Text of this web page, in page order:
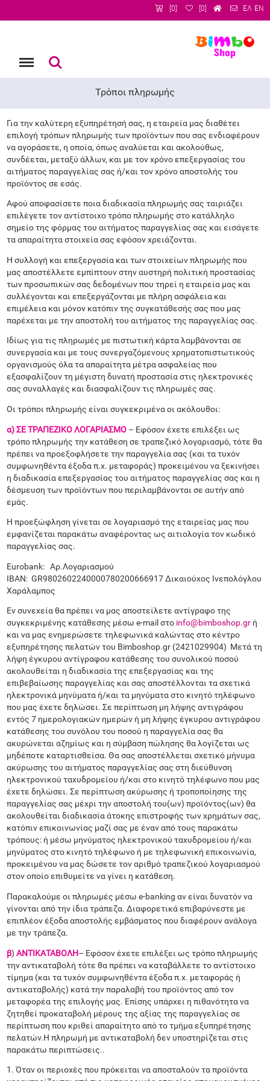
ΕΛ EN
Αναζήτηση
[0] [0]
Τρόποι πληρωμής
Για την καλύτερη εξυπηρέτησή σας, η εταιρεία μας διαθέτει
επιλογή τρόπων πληρωμής των προϊόντων που σας ενδιαφέρουν
να αγοράσετε, η οποία, όπως αναλύεται και ακολούθως,
συνδέεται, μεταξύ άλλων, και με τον χρόνο επεξεργασίας του
αιτήματος παραγγελίας σας ή/και τον χρόνο αποστολής του
προϊόντος σε εσάς.
Αφού αποφασίσετε ποια διαδικασία πληρωμής σας ταιριάζει
επιλέγετε τον αντίστοιχο τρόπο πληρωμής στο κατάλληλο
σημείο της φόρμας του αιτήματος παραγγελίας σας και εισάγετε
τα απαραίτητα στοιχεία σας εφόσον χρειάζονται.
Η συλλογή και επεξεργασία και των στοιχείων πληρωμής που
μας αποστέλλετε εμπίπτουν στην αυστηρή πολιτική προστασίας
των προσωπικών σας δεδομένων που τηρεί η εταιρεία μας και
συλλέγονται και επεξεργάζονται με πλήρη ασφάλεια και
επιμέλεια και μόνον κατόπιν της συγκατάθεσής σας που μας
παρέχεται με την αποστολή του αιτήματος της παραγγελίας σας.
Ιδίως για τις πληρωμές με πιστωτική κάρτα λαμβάνονται σε
συνεργασία και με τους συνεργαζόμενους χρηματοπιστωτικούς
οργανισμούς όλα τα απαραίτητα μέτρα ασφαλείας που
εξασφαλίζουν τη μέγιστη δυνατή προστασία στις ηλεκτρονικές
σας συναλλαγές και διασφαλίζουν τις πληρωμές σας.
Οι τρόποι πληρωμής είναι συγκεκριμένα οι ακόλουθοι:
α) ΣΕ ΤΡΑΠΕΖΙΚΟ ΛΟΓΑΡΙΑΣΜΟ – Εφόσον έχετε επιλέξει ως
τρόπο πληρωμής την κατάθεση σε τραπεζικό λογαριασμό, τότε θα
πρέπει να προεξοφλήσετε την παραγγελία σας (και τα τυχόν
συμφωνηθέντα έξοδα π.χ. μεταφοράς) προκειμένου να ξεκινήσει
η διαδικασία επεξεργασίας του αιτήματος παραγγελίας σας και η
δέσμευση των προϊόντων που περιλαμβάνονται σε αυτήν από
εμάς.
Η προεξώφληση γίνεται σε λογαριασμό της εταιρείας μας που
εμφανίζεται παρακάτω αναφέροντας ως αιτιολογία τον κωδικό
παραγγελίας σας.
Eurobank: Αρ.Λογαριασμού
IBAN: GR9802602240000780200666917 Δικαιούχος Ινεπολόγλου
Χαράλαμπος
Εν συνεχεία θα πρέπει να μας αποστείλετε αντίγραφο της
συγκεκριμένης κατάθεσης μέσω e-mail στο info@bimboshop.gr ή
και να μας ενημερώσετε τηλεφωνικά καλώντας στο κέντρο
εξυπηρέτησης πελατών του Bimboshop.gr (2421029904) Μετά τη
λήψη έγκυρου αντίγραφου κατάθεσης του συνολικού ποσού
ακολουθείται η διαδικασία της επεξεργασίας και της
επιβεβαίωσης παραγγελίας και σας αποστέλλονται τα σχετικά
ηλεκτρονικά μηνύματα ή/και τα μηνύματα στο κινητό τηλέφωνο
που μας έχετε δηλώσει. Σε περίπτωση μη λήψης αντιγράφου
εντός 7 ημερολογιακών ημερών ή μη λήψης έγκυρου αντιγράφου
κατάθεσης του συνόλου του ποσού η παραγγελία σας θα
ακυρώνεται αζημίως και η σύμβαση πώλησης θα λογίζεται ως
μηδέποτε καταρτισθείσα. Θα σας αποστέλλεται σχετικό μήνυμα
ακύρωσης του αιτήματος παραγγελίας σας στη διεύθυνση
ηλεκτρονικού ταχυδρομείου ή/και στο κινητό τηλέφωνο που μας
έχετε δηλώσει. Σε περίπτωση ακύρωσης ή τροποποίησης της
παραγγελίας σας μέχρι την αποστολή του(ων) προϊόντος(ων) θα
ακολουθείται διαδικασία άτοκης επιστροφής των χρημάτων σας,
κατόπιν επικοινωνίας μαζί σας με έναν από τους παρακάτω
τρόπους: ή μέσω μηνύματος ηλεκτρονικού ταχυδρομείου ή/και
μηνύματος στο κινητό τηλέφωνο ή με τηλεφωνική επικοινωνία,
προκειμένου να μας δώσετε τον αριθμό τραπεζικού λογαριασμού
στον οποίο επιθυμείτε να γίνει η κατάθεση.
Παρακαλούμε οι πληρωμές μέσω e-banking αν είναι δυνατόν να
γίνονται από την ίδια τράπεζα. Διαφορετικά επιβαρύνεστε με
επιπλέον έξοδα αποστολής εμβάσματος που διαφέρουν ανάλογα
με την τράπεζα.
β)ΑΝΤΙΚΑΤΑΒΟΛΗ– Εφόσον έχετε επιλέξει ως τρόπο πληρωμής
την αντικαταβολή τότε θα πρέπει να καταβάλλετε το αντίστοιχο
τίμημα (και τα τυχόν συμφωνηθέντα έξοδα π.χ. μεταφοράς ή
αντικαταβολής) κατά την παραλαβή του προϊόντος από τον
μεταφορέα της επιλογής μας. Επίσης υπάρχει η πιθανότητα να
ζητηθεί προκαταβολή μέρους της αξίας της παραγγελίας σε
περίπτωση που κριθεί απαραίτητο από το τμήμα εξυπηρέτησης
πελατών.Η πληρωμή με αντικαταβολή δεν υποστηρίζεται στις
παρακάτω περιπτώσεις..
1. Όταν οι περιοχές που πρόκειται να αποσταλούν τα προϊόντα